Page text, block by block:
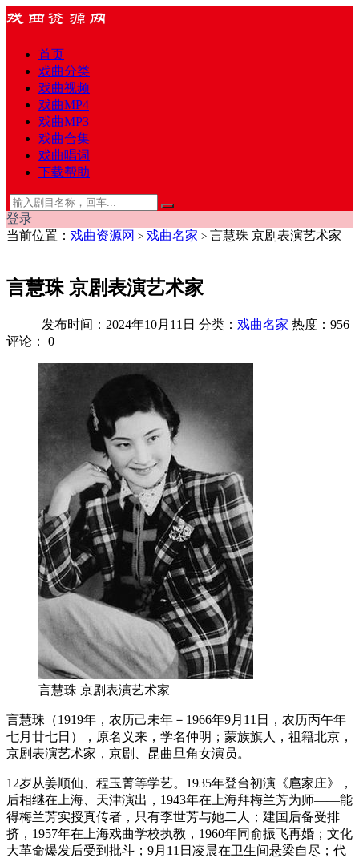
首页
戏曲分类
戏曲视频
戏曲MP4
戏曲MP3
戏曲合集
戏曲唱词
下载帮助
登录
当前位置： 戏曲资源网 > 戏曲名家 > 言慧珠 京剧表演艺术家
言慧珠 京剧表演艺术家
发布时间：2024年10月11日 分类： 戏曲名家 热度：956
评论：
0
言慧珠 京剧表演艺术家
言慧珠（1919年，农历己未年－1966年9月11日，农历丙午年
七月廿七日），原名义来，学名仲明；蒙族旗人，祖籍北京，
京剧表演艺术家，京剧、昆曲旦角女演员。
12岁从姜顺仙、程玉菁等学艺。1935年登台初演《扈家庄》，
后相继在上海、天津演出，1943年在上海拜梅兰芳为师——能
得梅兰芳实授真传者，只有李世芳与她二人；建国后备受排
挤，1957年在上海戏曲学校执教，1960年同俞振飞再婚；文化
大革命爆发后受到批斗；9月11日凌晨在卫生间悬梁自尽；代